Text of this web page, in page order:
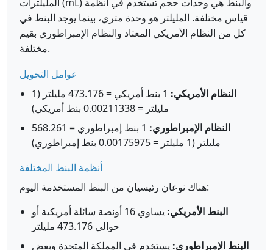
قياس مختلفة. المليلتر هو وحدة متري، بينما يوجد البنط في
كل من النظام الأمريكي المعتاد والنظام الإمبراطوري بقيم
مختلفة.
عوامل التحويل
النظام الأمريكي:
1 بنط أمريكي = 473.176 مليلتر (1
مليلتر = 0.00211338 بنط أمريكي)
النظام الإمبراطوري:
1 بنط إمبراطوري = 568.261
مليلتر (1 مليلتر = 0.00175975 بنط إمبراطوري)
أنظمة البنط المختلفة
هناك نوعان رئيسيان من البنط المستخدمة اليوم:
البنط الأمريكي:
يساوي 16 أونصة سائلة أمريكية أو
حوالي 473.176 مليلتر
البنط الإمبراطوري: يستخدم في المملكة المتحدة وبعض